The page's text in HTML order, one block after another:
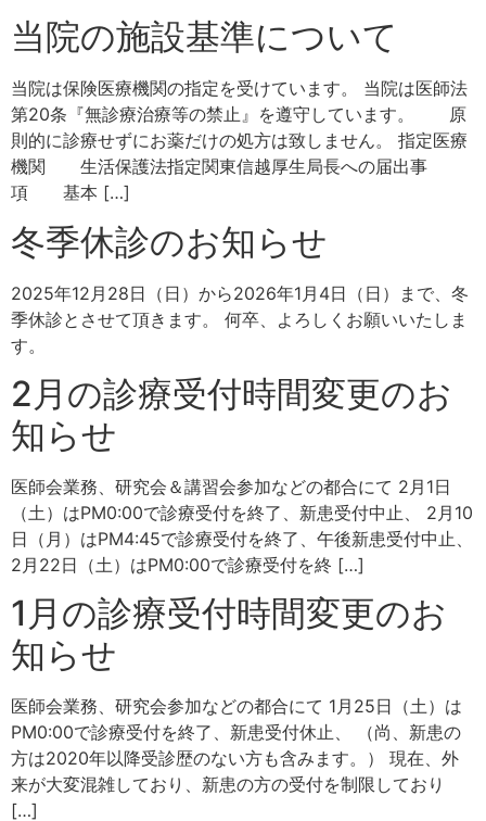
当院の施設基準について
当院は保険医療機関の指定を受けています。 当院は医師法
第20条『無診療治療等の禁止』を遵守しています。 原
則的に診療せずにお薬だけの処方は致しません。 指定医療
機関 生活保護法指定関東信越厚生局長への届出事
項 基本 […]
冬季休診のお知らせ
2025年12月28日（日）から2026年1月4日（日）まで、冬
季休診とさせて頂きます。 何卒、よろしくお願いいたしま
す。
2月の診療受付時間変更のお
知らせ
医師会業務、研究会＆講習会参加などの都合にて 2月1日
（土）はPM0:00で診療受付を終了、新患受付中止、 2月10
日（月）はPM4:45で診療受付を終了、午後新患受付中止、
2月22日（土）はPM0:00で診療受付を終 […]
1月の診療受付時間変更のお
知らせ
医師会業務、研究会参加などの都合にて 1月25日（土）は
PM0:00で診療受付を終了、新患受付休止、 （尚、新患の
方は2020年以降受診歴のない方も含みます。） 現在、外
来が大変混雑しており、新患の方の受付を制限しており
[…]